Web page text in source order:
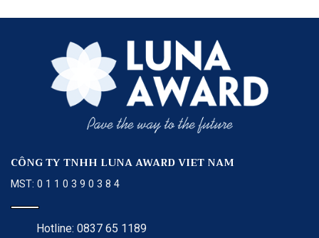
CÔNG TY TNHH LUNA AWARD VIET NAM
MST: 0 1 1 0 3 9 0 3 8 4
Hotline: 0837 65 1189